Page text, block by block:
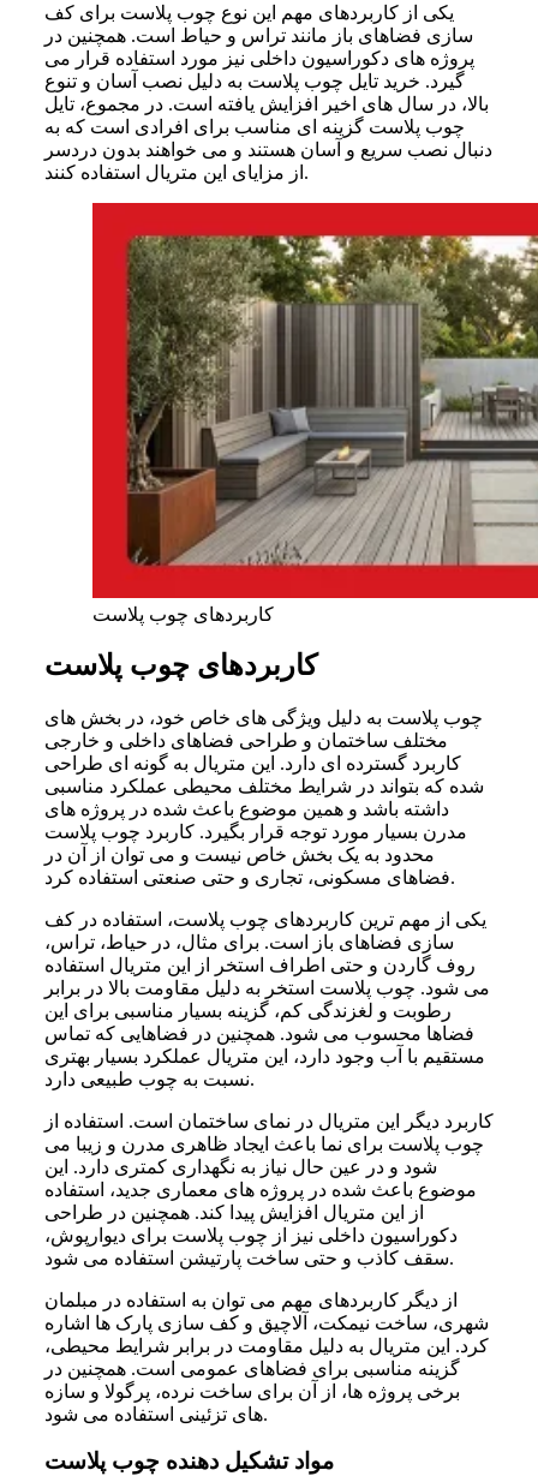
یکی از کاربردهای مهم این نوع چوب پلاست برای کف
سازی فضاهای باز مانند تراس و حیاط است. همچنین در
پروژه های دکوراسیون داخلی نیز مورد استفاده قرار می
گیرد. خرید تایل چوب پلاست به دلیل نصب آسان و تنوع
بالا، در سال های اخیر افزایش یافته است. در مجموع، تایل
چوب پلاست گزینه ای مناسب برای افرادی است که به
دنبال نصب سریع و آسان هستند و می خواهند بدون دردسر
از مزایای این متریال استفاده کنند.
کاربردهای چوب پلاست
کاربردهای چوب پلاست
چوب پلاست به دلیل ویژگی های خاص خود، در بخش های
مختلف ساختمان و طراحی فضاهای داخلی و خارجی
کاربرد گسترده ای دارد. این متریال به گونه ای طراحی
شده که بتواند در شرایط مختلف محیطی عملکرد مناسبی
داشته باشد و همین موضوع باعث شده در پروژه های
مدرن بسیار مورد توجه قرار بگیرد. کاربرد چوب پلاست
محدود به یک بخش خاص نیست و می توان از آن در
فضاهای مسکونی، تجاری و حتی صنعتی استفاده کرد.
یکی از مهم ترین کاربردهای چوب پلاست، استفاده در کف
سازی فضاهای باز است. برای مثال، در حیاط، تراس،
روف گاردن و حتی اطراف استخر از این متریال استفاده
می شود. چوب پلاست استخر به دلیل مقاومت بالا در برابر
رطوبت و لغزندگی کم، گزینه بسیار مناسبی برای این
فضاها محسوب می شود. همچنین در فضاهایی که تماس
مستقیم با آب وجود دارد، این متریال عملکرد بسیار بهتری
نسبت به چوب طبیعی دارد.
کاربرد دیگر این متریال در نمای ساختمان است. استفاده از
چوب پلاست برای نما باعث ایجاد ظاهری مدرن و زیبا می
شود و در عین حال نیاز به نگهداری کمتری دارد. این
موضوع باعث شده در پروژه های معماری جدید، استفاده
از این متریال افزایش پیدا کند. همچنین در طراحی
دکوراسیون داخلی نیز از چوب پلاست برای دیوارپوش،
سقف کاذب و حتی ساخت پارتیشن استفاده می شود.
از دیگر کاربردهای مهم می توان به استفاده در مبلمان
شهری، ساخت نیمکت، آلاچیق و کف سازی پارک ها اشاره
کرد. این متریال به دلیل مقاومت در برابر شرایط محیطی،
گزینه مناسبی برای فضاهای عمومی است. همچنین در
برخی پروژه ها، از آن برای ساخت نرده، پرگولا و سازه
های تزئینی استفاده می شود.
مواد تشکیل دهنده چوب پلاست